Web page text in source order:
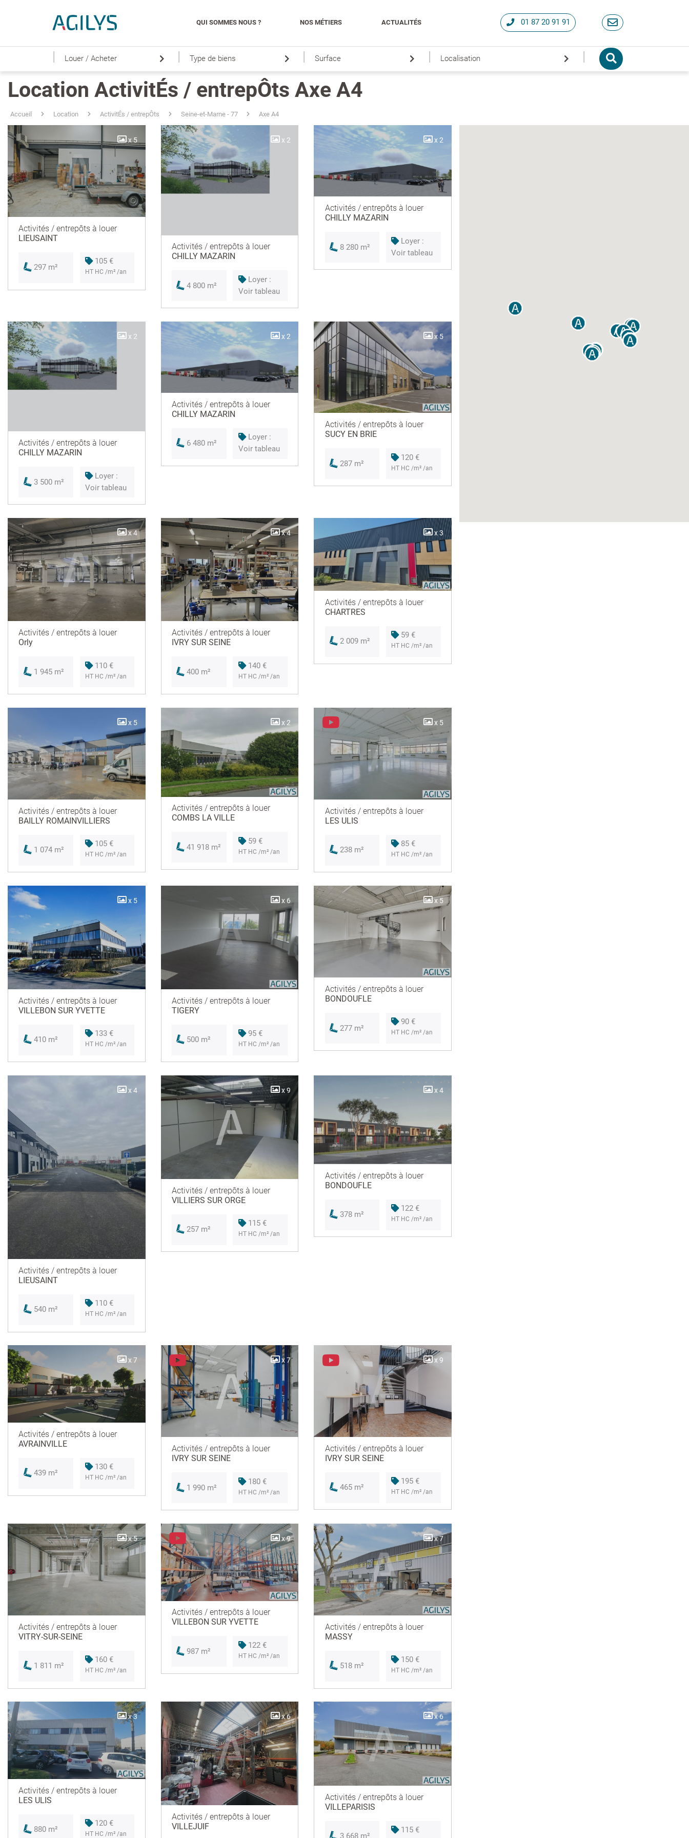
QUI SOMMES NOUS ? NOS MÉTIERS ACTUALITÉS 01 87 20 91 91
| Louer / Acheter | Type de biens | Surface | Localisation |
Location ActivitÉs / entrepÔts Axe A4
Accueil Location ActivitÉs / entrepÔts Seine-et-Marne - 77 Axe A4
x 5
Activités / entrepôts à louer
LIEUSAINT
297 m²
105 €
HT HC /m² /an
x 2
Activités / entrepôts à louer
CHILLY MAZARIN
4 800 m²
Loyer :
Voir tableau
x 2
Activités / entrepôts à louer
CHILLY MAZARIN
8 280 m²
Loyer :
Voir tableau
x 2
Activités / entrepôts à louer
CHILLY MAZARIN
3 500 m²
Loyer :
Voir tableau
x 2
Activités / entrepôts à louer
CHILLY MAZARIN
6 480 m²
Loyer :
Voir tableau
x 5
Activités / entrepôts à louer
SUCY EN BRIE
287 m²
120 €
HT HC /m² /an
x 4
Activités / entrepôts à louer
Orly
1 945 m²
110 €
HT HC /m² /an
x 4
Activités / entrepôts à louer
IVRY SUR SEINE
400 m²
140 €
HT HC /m² /an
x 3
Activités / entrepôts à louer
CHARTRES
2 009 m²
59 €
HT HC /m² /an
x 5
Activités / entrepôts à louer
BAILLY ROMAINVILLIERS
1 074 m²
105 €
HT HC /m² /an
x 2
Activités / entrepôts à louer
COMBS LA VILLE
41 918 m²
59 €
HT HC /m² /an
x 5
Activités / entrepôts à louer
LES ULIS
238 m²
85 €
HT HC /m² /an
x 5
Activités / entrepôts à louer
VILLEBON SUR YVETTE
410 m²
133 €
HT HC /m² /an
x 6
Activités / entrepôts à louer
TIGERY
500 m²
95 €
HT HC /m² /an
x 5
Activités / entrepôts à louer
BONDOUFLE
277 m²
90 €
HT HC /m² /an
x 4
Activités / entrepôts à louer
LIEUSAINT
540 m²
110 €
HT HC /m² /an
x 9
Activités / entrepôts à louer
VILLIERS SUR ORGE
257 m²
115 €
HT HC /m² /an
x 4
Activités / entrepôts à louer
BONDOUFLE
378 m²
122 €
HT HC /m² /an
x 7
Activités / entrepôts à louer
AVRAINVILLE
439 m²
130 €
HT HC /m² /an
x 7
Activités / entrepôts à louer
IVRY SUR SEINE
1 990 m²
180 €
HT HC /m² /an
x 9
Activités / entrepôts à louer
IVRY SUR SEINE
465 m²
195 €
HT HC /m² /an
x 5
Activités / entrepôts à louer
VITRY-SUR-SEINE
1 811 m²
160 €
HT HC /m² /an
x 9
Activités / entrepôts à louer
VILLEBON SUR YVETTE
987 m²
122 €
HT HC /m² /an
x 7
Activités / entrepôts à louer
MASSY
518 m²
150 €
HT HC /m² /an
x 3
Activités / entrepôts à louer
LES ULIS
880 m²
120 €
HT HC /m² /an
x 6
Activités / entrepôts à louer
VILLEJUIF
x 6
Activités / entrepôts à louer
VILLEPARISIS
3 668 m²
115 €